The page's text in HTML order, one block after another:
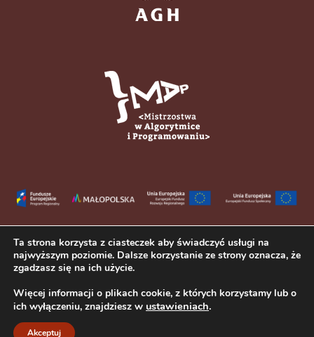
w Tarnowie. Wszelkie prawa zastrzeżone.
Ta strona korzysta z ciasteczek aby świadczyć usługi na
najwyższym poziomie. Dalsze korzystanie ze strony oznacza, że
zgadzasz się na ich użycie.
Więcej informacji o plikach cookie, z których korzystamy lub o
ich wyłączeniu, znajdziesz w ustawieniach.
Akceptuj